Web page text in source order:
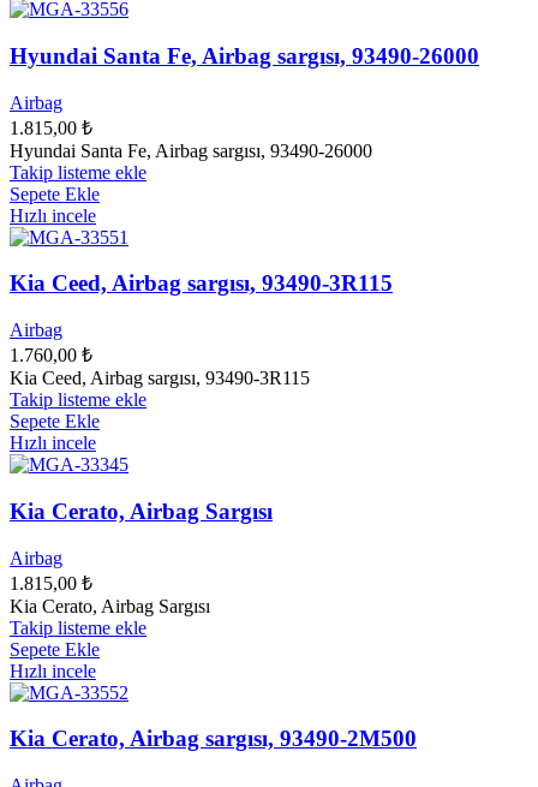
Hyundai Santa Fe, Airbag sargısı, 93490-26000
Airbag
1.815,00 ₺
Hyundai Santa Fe, Airbag sargısı, 93490-26000
Takip listeme ekle
Sepete Ekle
Hızlı incele
Kia Ceed, Airbag sargısı, 93490-3R115
Airbag
1.760,00 ₺
Kia Ceed, Airbag sargısı, 93490-3R115
Takip listeme ekle
Sepete Ekle
Hızlı incele
Kia Cerato, Airbag Sargısı
Airbag
1.815,00 ₺
Kia Cerato, Airbag Sargısı
Takip listeme ekle
Sepete Ekle
Hızlı incele
Kia Cerato, Airbag sargısı, 93490-2M500